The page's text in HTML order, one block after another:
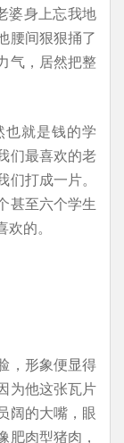
婆身上忘我地
腰间狠狠捅了
气，居然把整
也就是钱的学
们最喜欢的老
打成一片。
甚至六个学生
的。
，形象便显得
为他这张瓦片
阔的大嘴，眼
肥肉型猪肉，